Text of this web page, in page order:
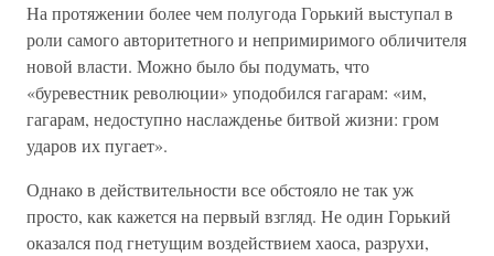
На протяжении более чем полугода Горький выступал в
роли самого авторитетного и непримиримого обличителя
новой власти. Можно было бы подумать, что
«буревестник революции» уподобился гагарам: «им,
гагарам, недоступно наслажденье битвой жизни: гром
ударов их пугает».
Однако в действительности все обстояло не так уж
просто, как кажется на первый взгляд. Не один Горький
оказался под гнетущим воздействием хаоса, разрухи,